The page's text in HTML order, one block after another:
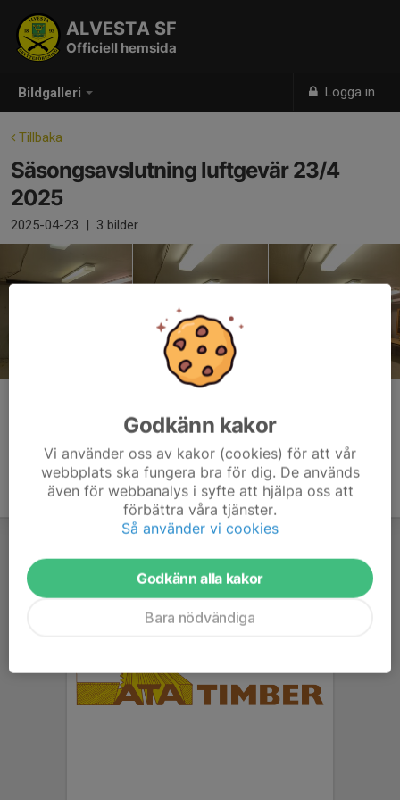
Bildgalleri Logga in
ALVESTA SF
Officiell hemsida
Tillbaka
Säsongsavslutning luftgevär 23/4
2025
2025-04-23 | 3 bilder
Godkänn kakor
Vi använder oss av kakor (cookies) för att vår
webbplats ska fungera bra för dig. De används
även för webbanalys i syfte att hjälpa oss att
förbättra våra tjänster.
Så använder vi cookies
Godkänn alla kakor
Bara nödvändiga